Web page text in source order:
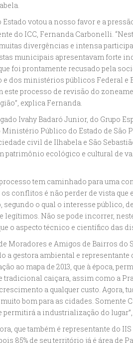
Estado votou a nosso favor e a
do ICC, Fernanda Carbonelli.
divergências e intensa
municipais apresentavam forte
foi prontamente recusado pela
e dos ministérios públicos Federal e
este processo de revisão do
explica Fernanda.
Ivahy Badaró Junior, do Grupo
Público do Estado de São
civil de Ilhabela e São
patrimônio ecológico e cultural de
tem caminhado para uma
conflitos é não perder de vista que
o qual o interesse público,
legítimos. Não se pode incorrer,
o aspecto técnico e científico das
Moradores e Amigos de Bairros do
a gestora ambiental e
ao mapa de 2013, que à época,
caiçara, assim como a
a qualquer custo. Agora,
bom para as cidades. Somente
permitirá a industrialização do lugar”,
que também é representante do
85% de seu território já é área de